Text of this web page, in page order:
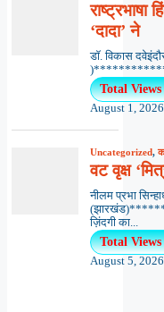
राष्ट्रभाषा
‘दादा’ ने
डॉ. विकास
Total
August 1, 2026
Uncategorized,
वट वृक्ष
नीलम प्रभा
ज़िंदगी का...
Total
August 5, 2026